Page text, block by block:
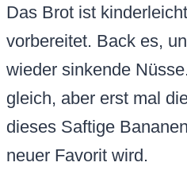
Das Brot ist
vorbereitet. Back es,
wieder sinkende
gleich, aber erst mal
dieses Saftige
neuer Favorit wird.